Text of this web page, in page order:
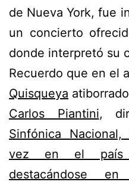
de Nueva York, fue
un concierto
donde interpretó su
Recuerdo que en el
Quisqueya
Carlos Piantini,
Sinfónica
vez en el país
destacándose